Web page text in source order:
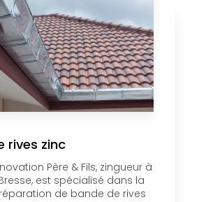
rives zinc
Père & Fils, zingueur à
est spécialisé dans la
de bande de rives